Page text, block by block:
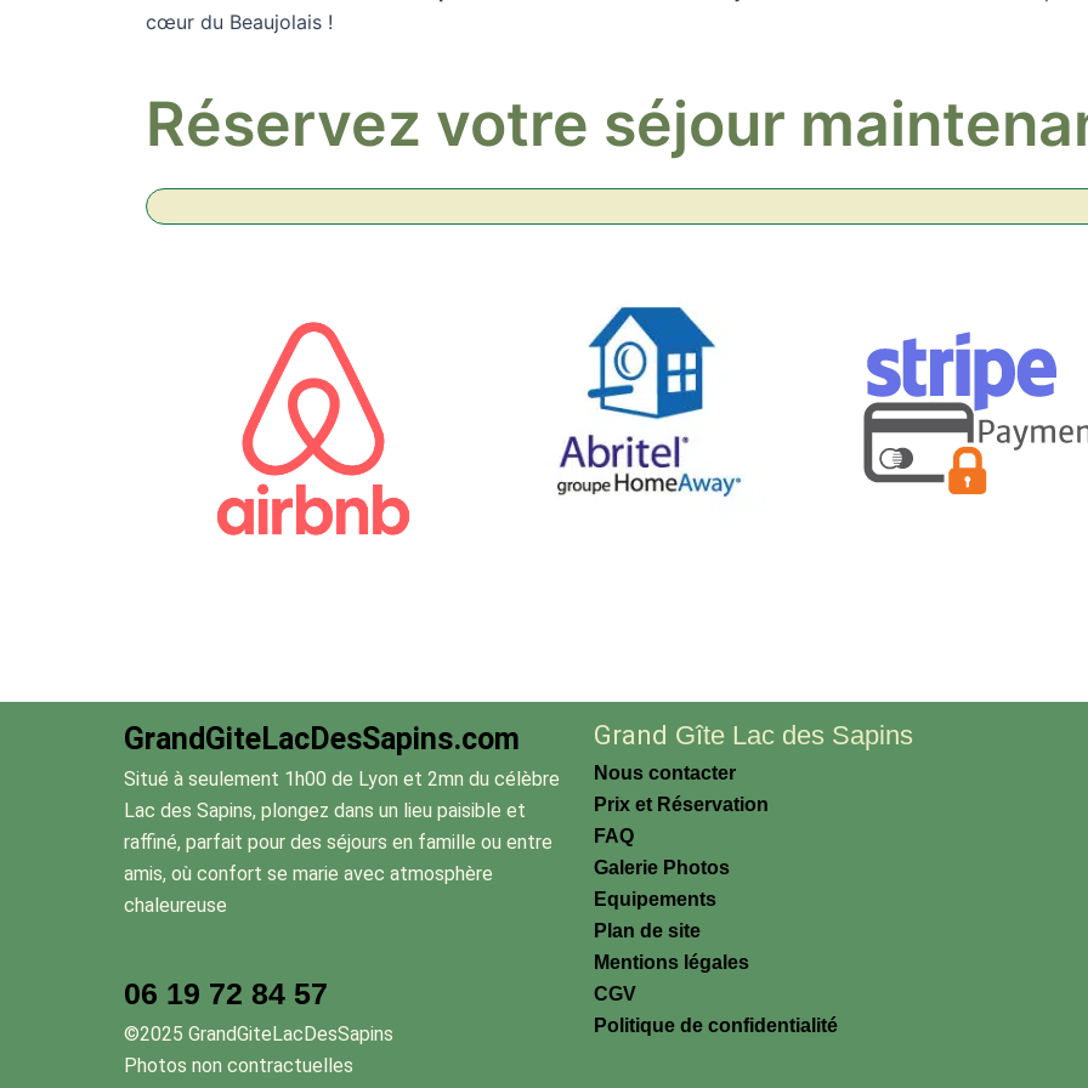
cœur du Beaujolais !
Réservez votre séjour
GrandGiteLacDesSapins.com
Situé à seulement 1h00 de Lyon et 2mn du célèbre
Lac des Sapins, plongez dans un lieu paisible et
raffiné, parfait pour des séjours en famille ou entre
amis, où confort se marie avec atmosphère
chaleureuse
06 19 72 84 57
©2025 GrandGiteLacDesSapins
Photos non contractuelles
Grand Gîte Lac des Sapins
Nous contacter
Prix et Réservation
FAQ
Galerie Photos
Equipements
Plan de site
Mentions légales
CGV
Politique de confidentialité